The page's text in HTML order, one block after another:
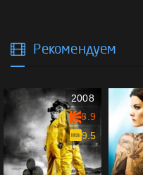
Рекомендуем
2008
8.9
9.5